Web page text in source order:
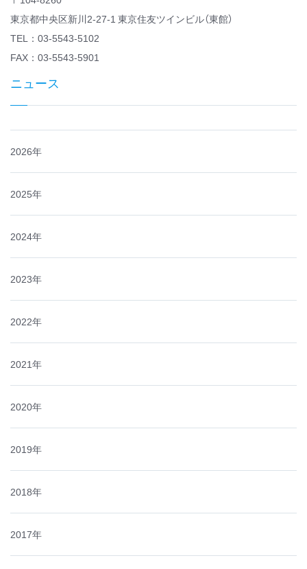
東京都中央区新川2-27-1 東京住友ツインビル（東館）
TEL：03-5543-5102
FAX：03-5543-5901
ニュース
2026年
2025年
2024年
2023年
2022年
2021年
2020年
2019年
2018年
2017年